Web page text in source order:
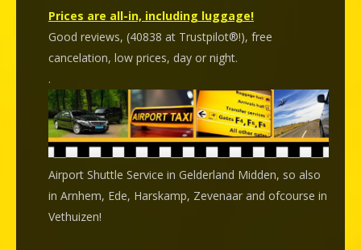
Prices are all-in, including luggage!
Good reviews, (40838 at Trustpilot®!), free
cancelation, low prices, day or night.
.
Airport Shuttle Service in Gelderland Midden, so also
in Arnhem, Ede, Harskamp, Zevenaar and ofcourse in
Vethuizen!